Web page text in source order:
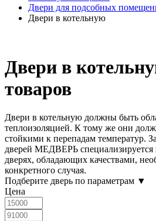
Двери для подсобных
Двери в котельную
Двери в
товаров
Двери в котельную должны быть
теплоизоляцией. К тому же они
стойкими к перепадам температур.
дверей МЕДВЕРЬ специализируется
дверях, обладающих качествами,
конкретного случая.
Подберите дверь по параметрам ▼
Цена